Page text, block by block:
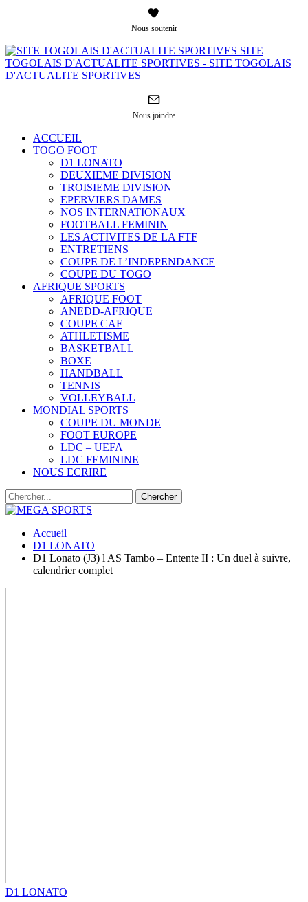
Nous soutenir
SITE
TOGOLAIS D'ACTUALITE SPORTIVES - SITE TOGOLAIS
D'ACTUALITE SPORTIVES
Nous joindre
ACCUEIL
TOGO FOOT
D1 LONATO
DEUXIEME DIVISION
TROISIEME DIVISION
EPERVIERS DAMES
NOS INTERNATIONAUX
FOOTBALL FEMININ
LES ACTIVITES DE LA FTF
ENTRETIENS
COUPE DE L’INDEPENDANCE
COUPE DU TOGO
AFRIQUE SPORTS
AFRIQUE FOOT
ANEDD-AFRIQUE
COUPE CAF
ATHLETISME
BASKETBALL
BOXE
HANDBALL
TENNIS
VOLLEYBALL
MONDIAL SPORTS
COUPE DU MONDE
FOOT EUROPE
LDC – UEFA
LDC FEMININE
NOUS ECRIRE
Accueil
D1 LONATO
D1 Lonato (J3) l AS Tambo – Entente II : Un duel à suivre,
calendrier complet
D1 LONATO